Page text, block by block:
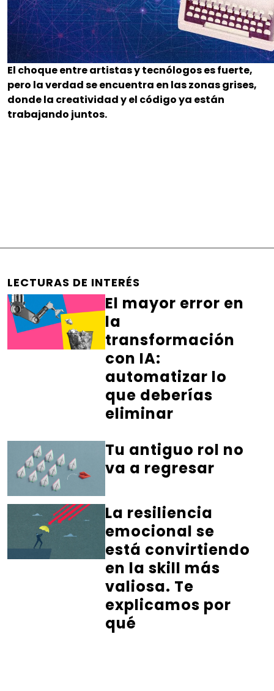
El choque entre artistas y tecnólogos es fuerte,
pero la verdad se encuentra en las zonas grises,
donde la creatividad y el código ya están
trabajando juntos.
LECTURAS DE INTERÉS
El mayor error en
la
transformación
con IA:
automatizar lo
que deberías
eliminar
Tu antiguo rol no
va a regresar
La resiliencia
emocional se
está convirtiendo
en la skill más
valiosa. Te
explicamos por
qué